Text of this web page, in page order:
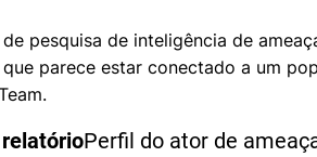
pesquisa de inteligência de
que parece estar conectado a um
Perfil do ator de